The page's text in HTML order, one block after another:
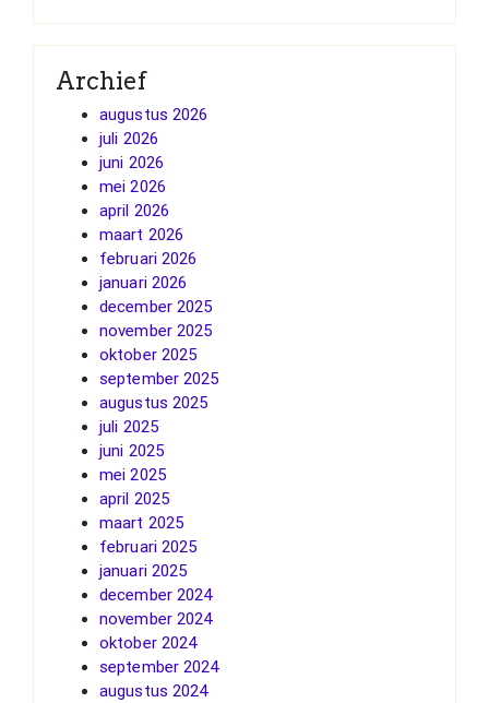
Archief
augustus 2026
juli 2026
juni 2026
mei 2026
april 2026
maart 2026
februari 2026
januari 2026
december 2025
november 2025
oktober 2025
september 2025
augustus 2025
juli 2025
juni 2025
mei 2025
april 2025
maart 2025
februari 2025
januari 2025
december 2024
november 2024
oktober 2024
september 2024
augustus 2024